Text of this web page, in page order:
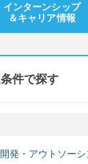
インターンシップ
＆キャリア情報
件で探す
発・アウトソーシ